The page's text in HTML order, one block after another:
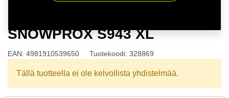
SNOWPROX S943 XL
EAN: 4981910539650 Tuotekoodi: 328869
Tällä tuotteella ei ole kelvollista yhdistelmää.